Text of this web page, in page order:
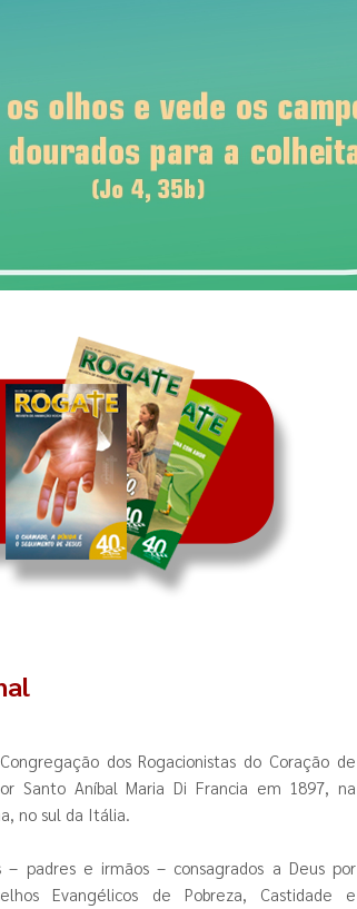
dos Rogacionistas do Coração de
Santo Aníbal Maria Di Francia em 1897, na
no sul da Itália.
– padres e irmãos – consagrados a Deus por
Evangélicos de Pobreza, Castidade e